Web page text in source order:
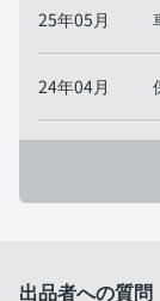
25年05月
24年04月
出品者への質問